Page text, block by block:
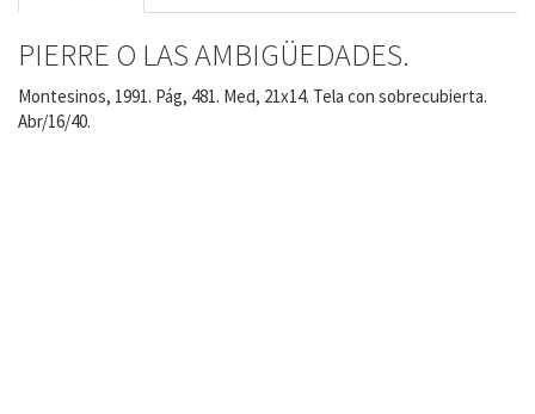
PIERRE O LAS AMBIGÜEDADES.
Montesinos, 1991. Pág, 481. Med, 21x14. Tela con sobrecubierta.
Abr/16/40.